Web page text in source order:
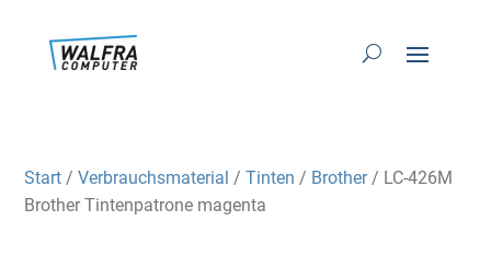
Start /Verbrauchsmaterial /Tinten / Brother/ LC-426M
Brother Tintenpatrone magenta